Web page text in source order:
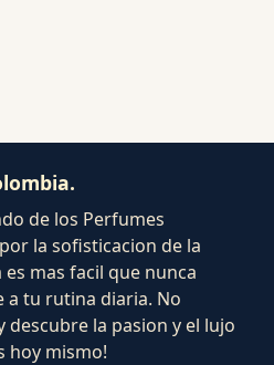
de los Perfumes
la sofisticacion de la
mas facil que nunca
a tu rutina diaria. No
la pasion y el lujo
hoy mismo!